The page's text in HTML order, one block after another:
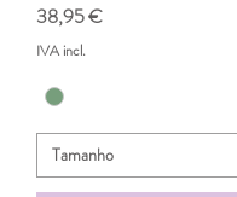
Preço
38,95 €
IVA incl.